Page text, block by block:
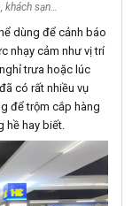
khách sạn…
dùng để cảnh báo
nhạy cảm như vị trí
trưa hoặc lúc
có rất nhiều vụ
để trộm cắp hàng
hề hay biết.